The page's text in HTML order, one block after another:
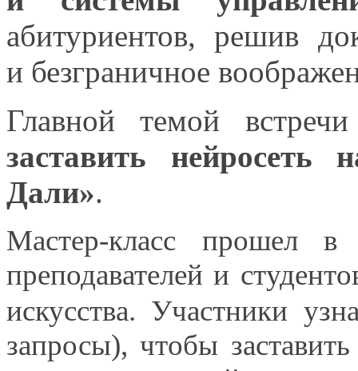
абитуриентов, решив
и безграничное
Главной темой
заставить нейросеть
Дали».
Мастер-класс прошелв
преподавателейи
искусства. Участники
запросы), чтобы